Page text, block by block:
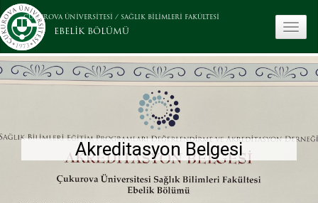
ÇUKUROVA ÜNİVERSİTESİ / SAĞLIK BİLİMLERİ FAKÜLTESİ
EBELİK BÖLÜMÜ
Akreditasyon Belgesi
Dünya Ebeler Günü etkinliği